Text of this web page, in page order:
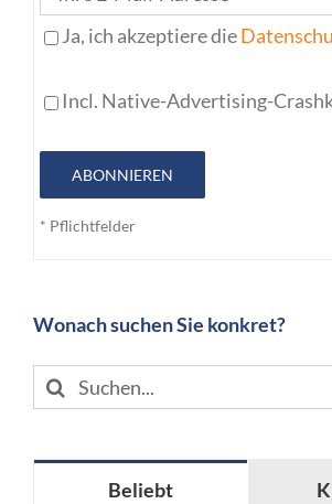
Ja, ich akzeptiere die
Incl. Native-Advertising-
ABONNIEREN
* Pflichtfelder
Wonach suchen Sie konkret?
Suche
nach:
Beliebt